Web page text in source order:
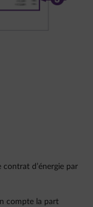
d’énergie par
compte la part